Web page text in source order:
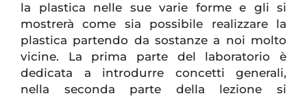
la plastica nelle sue varie forme e gli si
mostrerà come sia possibile realizzare la
plastica partendo da sostanze a noi molto
vicine. La prima parte del laboratorio è
dedicata a introdurre concetti generali,
nella seconda parte della lezione si